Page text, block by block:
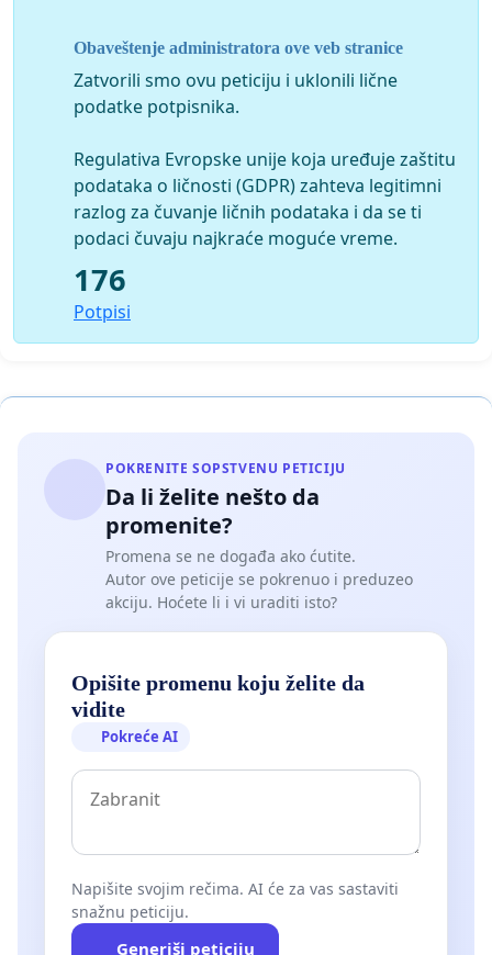
porodicom, ostavio dubok trag u gradskoj prošlosti i
tradiciji, osim ako po sredi nije interes koji trenutno nije
pred očima javnosti.
Obaveštenje administratora ove veb stranice
Zatvorili smo ovu peticiju i uklonili lične
podatke potpisnika.
Regulativa Evropske unije koja uređuje zaštitu
podataka o ličnosti (GDPR) zahteva legitimni
razlog za čuvanje ličnih podataka i da se ti
podaci čuvaju najkraće moguće vreme.
176
Potpisi
POKRENITE SOPSTVENU PETICIJU
Da li želite nešto da
promenite?
Promena se ne događa ako ćutite.
Autor ove peticije se pokrenuo i preduzeo
akciju. Hoćete li i vi uraditi isto?
Opišite promenu koju želite da
vidite
Pokreće AI
Napišite svojim rečima. AI će za vas sastaviti
snažnu peticiju.
Generiši peticiju